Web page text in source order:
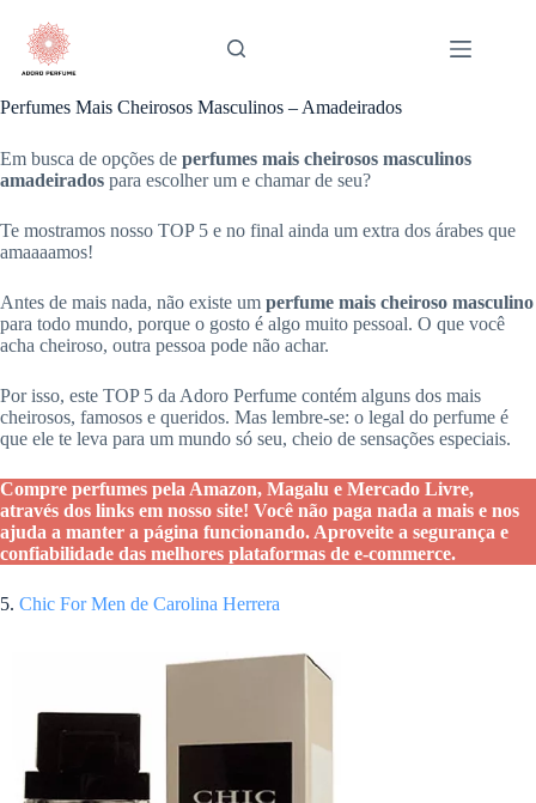
para
conteúdo
Perfumes Mais Cheirosos Masculinos – Amadeirados
Em busca de opções de perfumes mais cheirosos masculinos
amadeirados para escolher um e chamar de seu?
Te mostramos nosso TOP 5 e no final ainda um extra dos árabes que
amaaaamos!
Antes de mais nada, não existe um perfume mais cheiroso masculino
para todo mundo, porque o gosto é algo muito pessoal. O que você
acha cheiroso, outra pessoa pode não achar.
Por isso, este TOP 5 da Adoro Perfume contém alguns dos mais
cheirosos, famosos e queridos. Mas lembre-se: o legal do perfume é
que ele te leva para um mundo só seu, cheio de sensações especiais.
Compre perfumes pela Amazon, Magalu e Mercado Livre,
através dos links em nosso site! Você não paga nada a mais e nos
ajuda a manter a página funcionando. Aproveite a segurança e
confiabilidade das melhores plataformas de e-commerce.
5. Chic For Men de Carolina Herrera